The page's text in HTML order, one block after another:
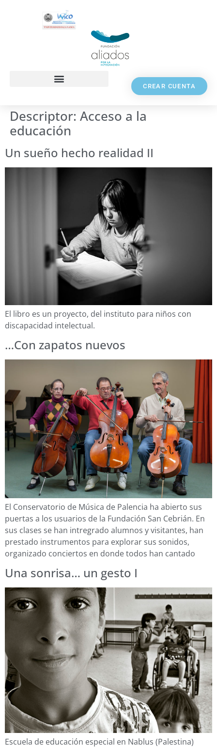
CREAR CUENTA
Descriptor: Acceso a la
educación
Un sueño hecho realidad II
El libro es un proyecto, del instituto para niños con
discapacidad intelectual.
…Con zapatos nuevos
El Conservatorio de Música de Palencia ha abierto sus
puertas a los usuarios de la Fundación San Cebrián. En
sus clases se han intregrado alumnos y visitantes, han
prestado instrumentos para explorar sus sonidos,
organizado conciertos en donde todos han cantado
Una sonrisa… un gesto I
Escuela de educación especial en Nablus (Palestina)